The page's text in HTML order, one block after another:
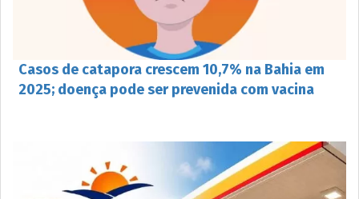
Casos de catapora crescem 10,7% na Bahia em
2025; doença pode ser prevenida com vacina